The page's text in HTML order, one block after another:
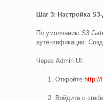
Шаг 3: Настройка
По умолчанию S3
аутентификации.
Через Admin UI:
Откройте http://
Войдите с